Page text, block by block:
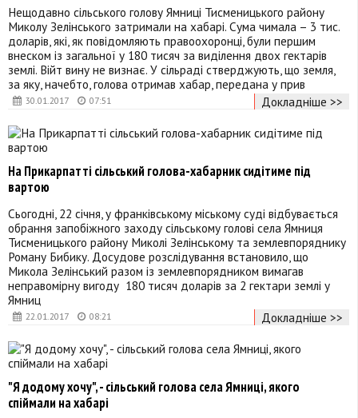
30.01.2017 07:51
Нещодавно сільського голову Ямниці Тисменицького району
Миколу Зелінського затримали на хабарі. Сума чимала – 3 тис.
доларів, які, як повідомляють правоохоронці, були першим
внеском із загальної у 180 тисяч за виділення двох гектарів
землі. Війт вину не визнає. У сільраді стверджують, що земля,
за яку, начебто, голова отримав хабар, передана у прив
Докладніше >>
22.01.2017 08:21
На Прикарпатті сільський голова-хабарник сидітиме під
вартою
Сьогодні, 22 січня, у франківському міському суді відбувається
обрання запобіжного заходу сільському голові села Ямниця
Тисменицького району Миколі Зелінському та землевпоряднику
Роману Бибику. Досудове розслідування встановило, що
Микола Зелінський разом із землевпорядником вимагав
неправомірну вигоду 180 тисяч доларів за 2 гектари землі у
Ямниц
Докладніше >>
"Я додому хочу", - сільський голова села Ямниці, якого
спіймали на хабарі